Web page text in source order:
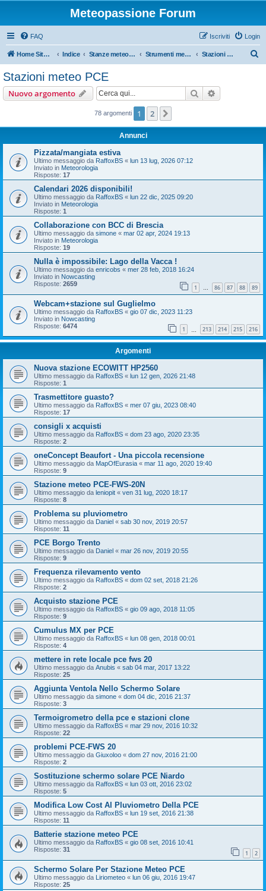
Meteopassione Forum
FAQ Login
Iscriviti
Home Sito Meteopassione Indice Stanze meteorologiche Strumenti meteo Stazioni meteo PCE
Stazioni meteo PCE
Nuovo argomento Cerca
78 argomenti 1 2
Annunci
Pizzata/mangiata estiva
Ultimo messaggio da RaffoxBS « lun 13 lug, 2026 07:12
Inviato in Meteorologia
Risposte: 17
Calendari 2026 disponibili!
Ultimo messaggio da RaffoxBS « lun 22 dic, 2025 09:20
Inviato in Meteorologia
Risposte: 1
Collaborazione con BCC di Brescia
Ultimo messaggio da simone « mar 02 apr, 2024 19:13
Inviato in Meteorologia
Risposte: 19
Nulla è impossibile: Lago della Vacca !
Ultimo messaggio da enricobs « mer 28 feb, 2018 16:24
Inviato in Nowcasting
Risposte: 2659 1 … 86 87 88 89
Webcam+stazione sul Guglielmo
Ultimo messaggio da RaffoxBS « gio 07 dic, 2023 11:23
Inviato in Nowcasting
Risposte: 6474 1 213 214 215 216
Argomenti
Nuova stazione ECOWITT HP2560
Ultimo messaggio da RaffoxBS « lun 12 gen, 2026 21:48
Risposte: 1
Trasmettitore guasto?
Ultimo messaggio da RaffoxBS « mer 07 giu, 2023 08:40
Risposte: 17
consigli x acquisti
Ultimo messaggio da RaffoxBS « dom 23 ago, 2020 23:35
Risposte: 2
oneConcept Beaufort - Una piccola recensione
Ultimo messaggio da MapOfEurasia « mar 11 ago, 2020 19:40
Risposte: 9
Stazione meteo PCE-FWS-20N
Ultimo messaggio da leniopit « ven 31 lug, 2020 18:17
Risposte: 8
Problema su pluviometro
Ultimo messaggio da Daniel « sab 30 nov, 2019 20:57
Risposte: 11
PCE Borgo Trento
Ultimo messaggio da Daniel « mar 26 nov, 2019 20:55
Risposte: 9
Frequenza rilevamento vento
Ultimo messaggio da RaffoxBS « dom 02 set, 2018 21:26
Risposte: 2
Acquisto stazione PCE
Ultimo messaggio da RaffoxBS « gio 09 ago, 2018 11:05
Risposte: 9
Cumulus MX per PCE
Ultimo messaggio da RaffoxBS « lun 08 gen, 2018 00:01
Risposte: 4
mettere in rete locale pce fws 20
Ultimo messaggio da Anubis « sab 04 mar, 2017 13:22
Risposte: 25
Aggiunta Ventola Nello Schermo Solare
Ultimo messaggio da simone « dom 04 dic, 2016 21:37
Risposte: 3
Termoigrometro della pce e stazioni clone
Ultimo messaggio da RaffoxBS « mar 29 nov, 2016 10:32
Risposte: 22
problemi PCE-FWS 20
Ultimo messaggio da Giuxoloo « dom 27 nov, 2016 21:00
Risposte: 2
Sostituzione schermo solare PCE Niardo
Ultimo messaggio da RaffoxBS « lun 03 ott, 2016 23:02
Risposte: 5
Modifica Low Cost Al Pluviometro Della PCE
Ultimo messaggio da RaffoxBS « lun 19 set, 2016 21:38
Risposte: 11
Batterie stazione meteo PCE
Ultimo messaggio da RaffoxBS « gio 08 set, 2016 10:41
Risposte: 31 1 2
Schermo Solare Per Stazione Meteo PCE
Ultimo messaggio da Liriometeo « lun 06 giu, 2016 19:47
Risposte: 25